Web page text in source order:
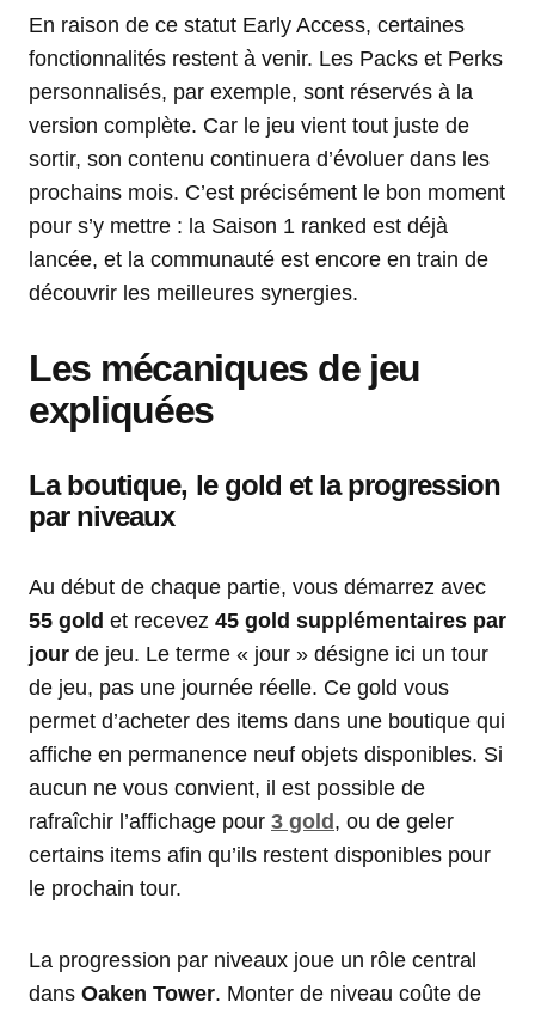
En raison de ce statut Early Access, certaines
fonctionnalités restent à venir. Les Packs et Perks
personnalisés, par exemple, sont réservés à la
version complète. Car le jeu vient tout juste de
sortir, son contenu continuera d’évoluer dans les
prochains mois. C’est précisément le bon moment
pour s’y mettre : la Saison 1 ranked est déjà
lancée, et la communauté est encore en train de
découvrir les meilleures synergies.
Les mécaniques de jeu
expliquées
La boutique, le gold et la progression
par niveaux
Au début de chaque partie, vous démarrez avec
55 gold et recevez 45 gold supplémentaires par
jour de jeu. Le terme « jour » désigne ici un tour
de jeu, pas une journée réelle. Ce gold vous
permet d’acheter des items dans une boutique qui
affiche en permanence neuf objets disponibles. Si
aucun ne vous convient, il est possible de
rafraîchir l’affichage pour 3 gold , ou de geler
certains items afin qu’ils restent disponibles pour
le prochain tour.
La progression par niveaux joue un rôle central
dans Oaken Tower. Monter de niveau coûte de